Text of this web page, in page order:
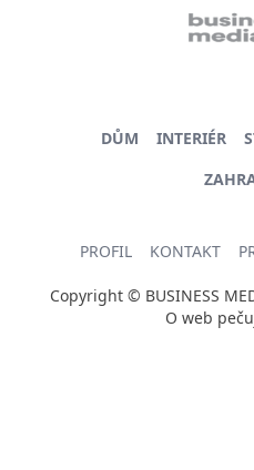
DŮM INTERIÉR
PROFIL KONTAKT
Copyright © BUSINESS